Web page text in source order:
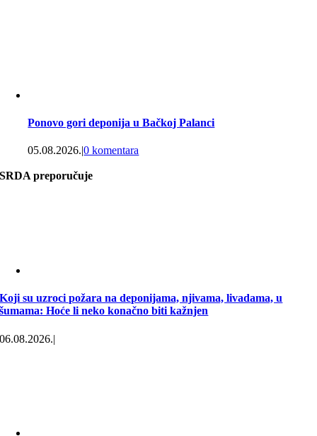
Ponovo gori deponija u Bačkoj Palanci
05.08.2026.|0 komentara
SRDA preporučuje
Koji su uzroci požara na deponijama, njivama, livadama, u
šumama: Hoće li neko konačno biti kažnjen
06.08.2026.|